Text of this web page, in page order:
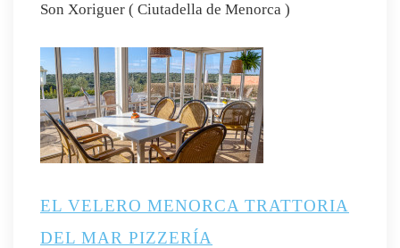
Son Xoriguer ( Ciutadella de Menorca )
EL VELERO MENORCA TRATTORIA
DEL MAR PIZZERÍA